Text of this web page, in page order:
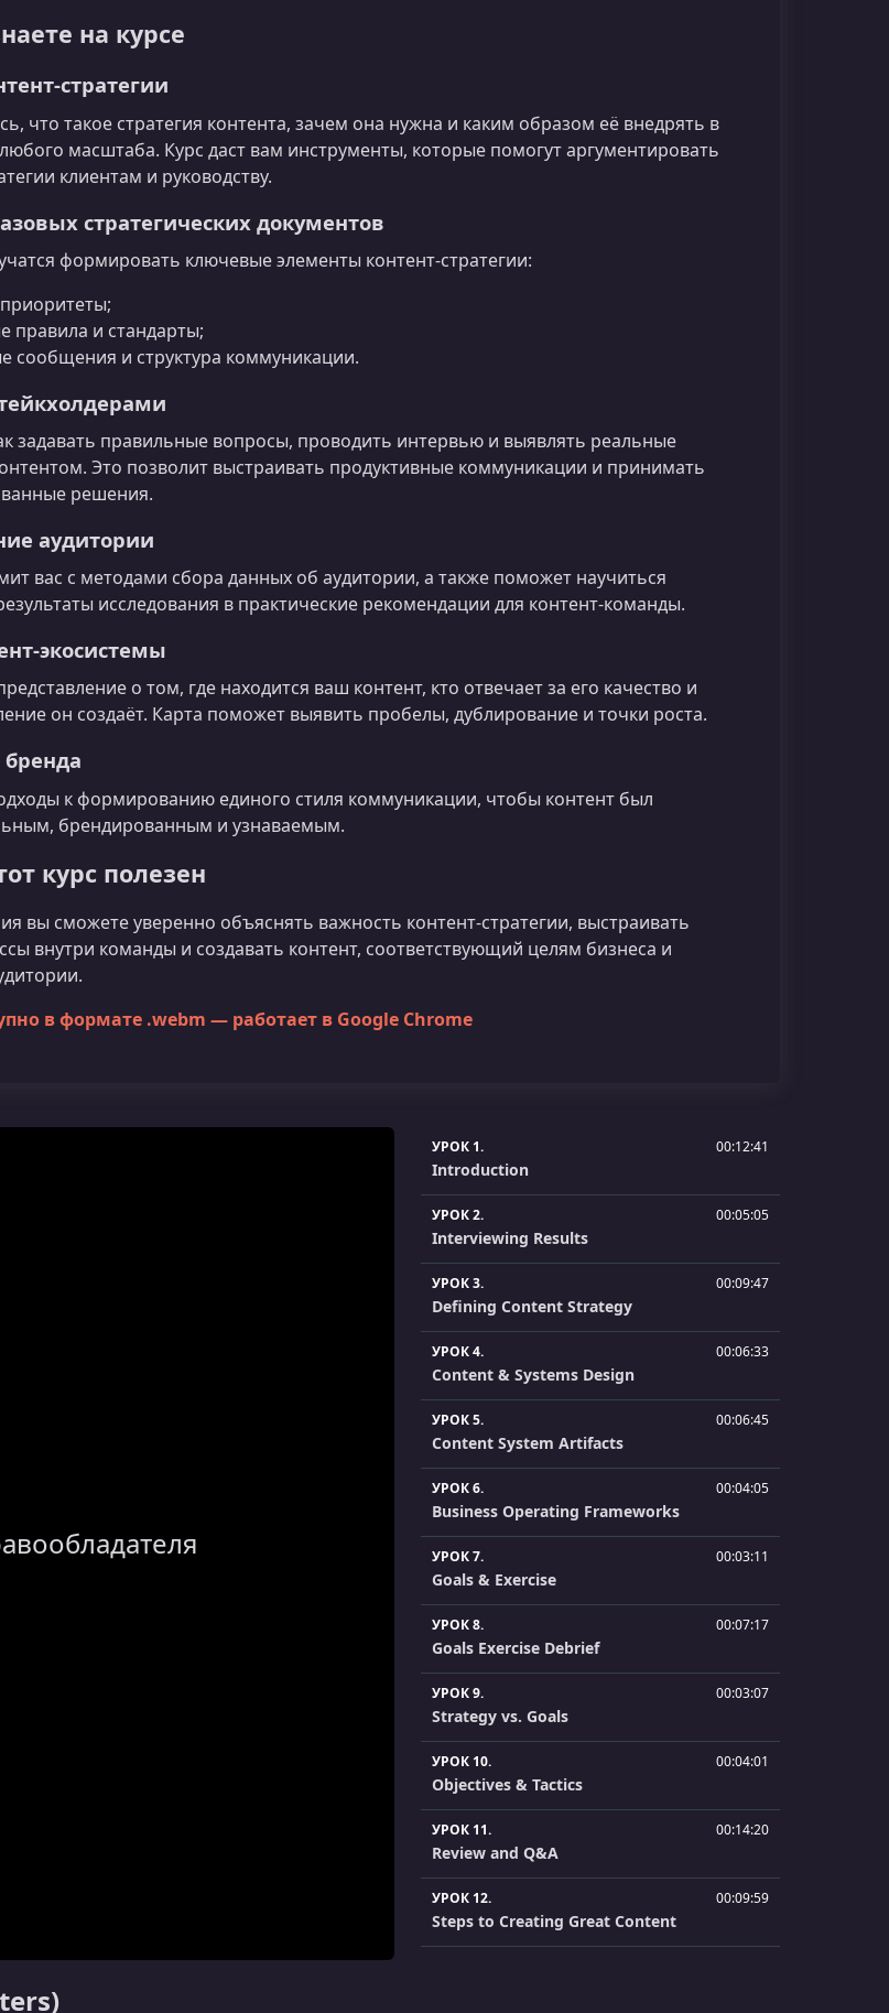
на курсе
стратегии
что такое стратегия контента, зачем она нужна и каким образом её внедрять в
масштаба. Курс даст вам инструменты, которые помогут аргументировать
клиентам и руководству.
стратегических документов
формировать ключевые элементы контент-стратегии:
правила и стандарты;
сообщения и структура коммуникации.
задавать правильные вопросы, проводить интервью и выявлять реальные
Это позволит выстраивать продуктивные коммуникации и принимать
решения.
аудитории
вас с методами сбора данных об аудитории, а также поможет научиться
исследования в практические рекомендации для контент-команды.
экосистемы
о том, где находится ваш контент, кто отвечает за его качество и
он создаёт. Карта поможет выявить пробелы, дублирование и точки роста.
бренда
к формированию единого стиля коммуникации, чтобы контент был
брендированным и узнаваемым.
курс полезен
вы сможете уверенно объяснять важность контент-стратегии, выстраивать
внутри команды и создавать контент, соответствующий целям бизнеса и
в формате .webm — работает в Google Chrome
УРОК 1. 00:12:41
Introduction
УРОК 2. 00:05:05
Interviewing Results
УРОК 3. 00:09:47
Defining Content Strategy
УРОК 4. 00:06:33
Content & Systems Design
УРОК 5. 00:06:45
Content System Artifacts
УРОК 6. 00:04:05
Business Operating Frameworks
УРОК 7. 00:03:11
Goals & Exercise
УРОК 8. 00:07:17
Goals Exercise Debrief
УРОК 9. 00:03:07
Strategy vs. Goals
УРОК 10. 00:04:01
Objectives & Tactics
УРОК 11. 00:14:20
Review and Q&A
УРОК 12. 00:09:59
Steps to Creating Great Content